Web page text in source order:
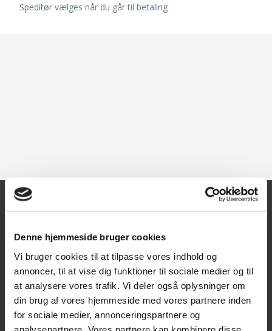
Denne hjemmeside bruger cookies
Vi bruger cookies til at tilpasse vores indhold og
annoncer, til at vise dig funktioner til sociale medier og til
at analysere vores trafik. Vi deler også oplysninger om
din brug af vores hjemmeside med vores partnere inden
for sociale medier, annonceringspartnere og
Speditør vælges når du går til betaling
Knullen 22
5260 Odense S
CVR: DK66212319